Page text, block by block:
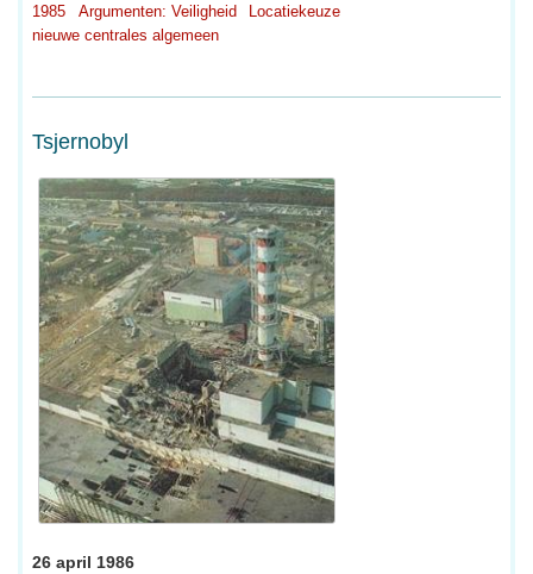
1985
Argumenten: Veiligheid
Locatiekeuze
nieuwe centrales algemeen
Tsjernobyl
26 april 1986